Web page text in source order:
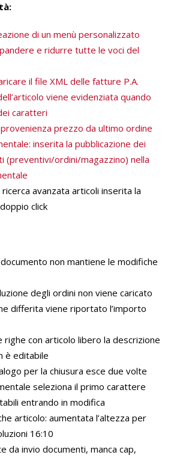
di un menù personalizzato
e ridurre tutte le voci del
il file XML delle fatture P.A.
viene evidenziata quando
caratteri
prezzo da ultimo ordine
inserita la pubblicazione dei
(preventivi/ordini/magazzino) nella
avanzata articoli inserita la
click
non mantiene le modifiche
degli ordini non viene caricato
differita viene riportato l’importo
righe con articolo libero la descrizione
è editabile
per la chiusura esce due volte
seleziona il primo carattere
entrando in modifica
articolo: aumentata l’altezza per
16:10
da invio documenti, manca cap,